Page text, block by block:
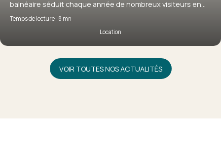
balnéaire séduit chaque année de nombreux visiteurs en
quête d’évasion. Pour profiter pleinement de votre séjour, la
location saisonnière au Touquet s’impose comme une
solution particulièrement adaptée, offrant confort,
flexibilité et autonomie. Découvrez pourquoi louer un bien
au Touquet est le choix idéal pour un week-end en famille
Temps de lecture : 8 mn
Location
VOIR TOUTES NOS ACTUALITÉS